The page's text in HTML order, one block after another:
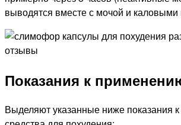
выводятся вместе с мочой и
Показания к
Выделяют указанные ниже показания